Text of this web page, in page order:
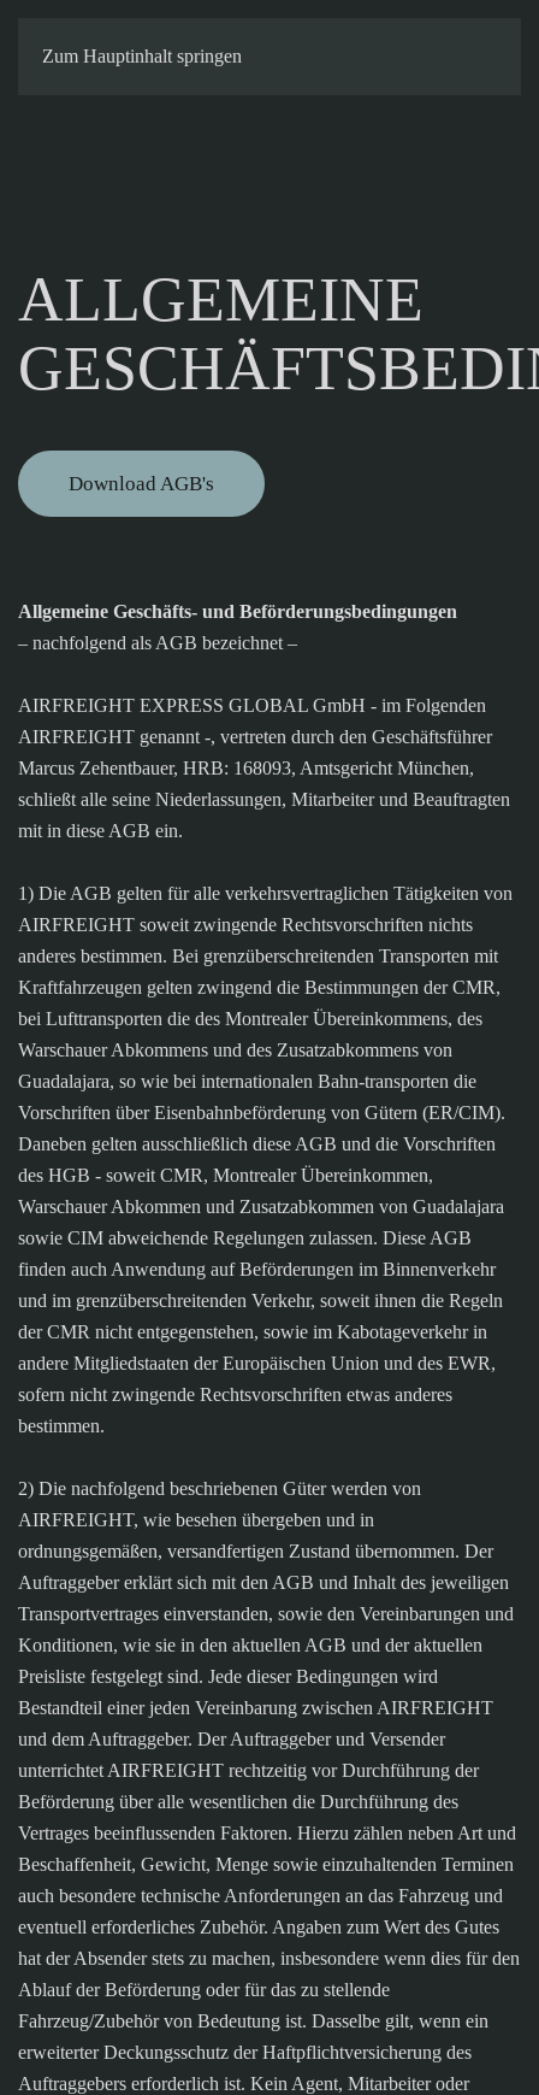
Zum Hauptinhalt springen
ALLGEMEINE
Download AGB's
Allgemeine Geschäfts- und Beförderungsbedingungen
– nachfolgend als AGB bezeichnet –
AIRFREIGHT EXPRESS GLOBAL GmbH - im Folgenden
AIRFREIGHT genannt -, vertreten durch den Geschäftsführer
Marcus Zehentbauer, HRB: 168093, Amtsgericht München,
schließt alle seine Niederlassungen, Mitarbeiter und Beauftragten
mit in diese AGB ein.
1) Die AGB gelten für alle verkehrsvertraglichen Tätigkeiten von
AIRFREIGHT soweit zwingende Rechtsvorschriften nichts
anderes bestimmen. Bei grenzüberschreitenden Transporten mit
Kraftfahrzeugen gelten zwingend die Bestimmungen der CMR,
bei Lufttransporten die des Montrealer Übereinkommens, des
Warschauer Abkommens und des Zusatzabkommens von
Guadalajara, so wie bei internationalen Bahn-transporten die
Vorschriften über Eisenbahnbeförderung von Gütern (ER/CIM).
Daneben gelten ausschließlich diese AGB und die Vorschriften
des HGB - soweit CMR, Montrealer Übereinkommen,
Warschauer Abkommen und Zusatzabkommen von Guadalajara
sowie CIM abweichende Regelungen zulassen. Diese AGB
finden auch Anwendung auf Beförderungen im Binnenverkehr
und im grenzüberschreitenden Verkehr, soweit ihnen die Regeln
der CMR nicht entgegenstehen, sowie im Kabotageverkehr in
andere Mitgliedstaaten der Europäischen Union und des EWR,
sofern nicht zwingende Rechtsvorschriften etwas anderes
bestimmen.
2) Die nachfolgend beschriebenen Güter werden von
AIRFREIGHT, wie besehen übergeben und in
ordnungsgemäßen, versandfertigen Zustand übernommen. Der
Auftraggeber erklärt sich mit den AGB und Inhalt des jeweiligen
Transportvertrages einverstanden, sowie den Vereinbarungen und
Konditionen, wie sie in den aktuellen AGB und der aktuellen
Preisliste festgelegt sind. Jede dieser Bedingungen wird
Bestandteil einer jeden Vereinbarung zwischen AIRFREIGHT
und dem Auftraggeber. Der Auftraggeber und Versender
unterrichtet AIRFREIGHT rechtzeitig vor Durchführung der
Beförderung über alle wesentlichen die Durchführung des
Vertrages beeinflussenden Faktoren. Hierzu zählen neben Art und
Beschaffenheit, Gewicht, Menge sowie einzuhaltenden Terminen
auch besondere technische Anforderungen an das Fahrzeug und
eventuell erforderliches Zubehör. Angaben zum Wert des Gutes
hat der Absender stets zu machen, insbesondere wenn dies für den
Ablauf der Beförderung oder für das zu stellende
Fahrzeug/Zubehör von Bedeutung ist. Dasselbe gilt, wenn ein
erweiterter Deckungsschutz der Haftpflichtversicherung des
Auftraggebers erforderlich ist. Kein Agent, Mitarbeiter oder